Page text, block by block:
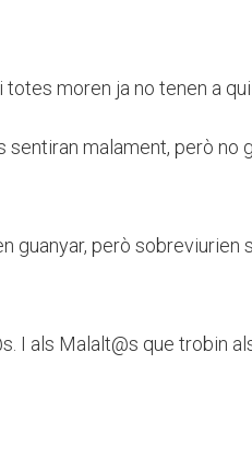
moren ja no tenen a
malament, però no
guanyar, però
I als Malalt@s que trobin